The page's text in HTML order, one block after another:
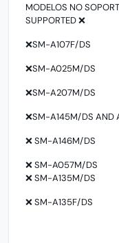
MODELOS NO
SUPPORTED ❌
❌SM-A107F/DS
❌SM-A025M/DS
❌SM-A207M/DS
❌SM-A145M/DS AND
❌ SM-A146M/DS
❌ SM-A057M/DS
❌ SM-A135M/DS
❌ SM-A135F/DS